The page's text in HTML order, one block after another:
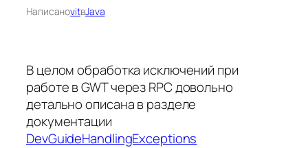
НаписаноvitвJava
В целом обработка исключений при
работе в GWT через RPC довольно
детально описана в разделе
документации
DevGuideHandlingExceptions